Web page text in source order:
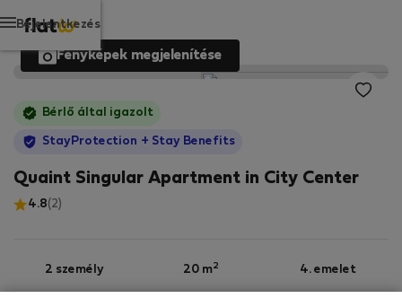
Bejelentkezés
Fényképek megjelenítése
Bérlő által igazolt
StayProtection + Stay Benefits
Quaint Singular Apartment in City Center
4.8(2)
2 személy 20 m2 4. emelet